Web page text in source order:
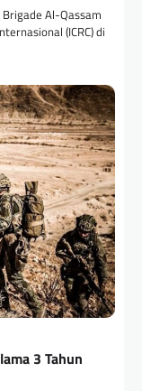
Al-Qassam
(ICRC) di
3 Tahun